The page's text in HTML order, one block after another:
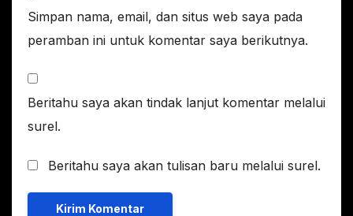
Simpan nama, email, dan situs web saya pada
peramban ini untuk komentar saya berikutnya.
Beritahu saya akan tindak lanjut komentar melalui
surel.
Beritahu saya akan tulisan baru melalui surel.